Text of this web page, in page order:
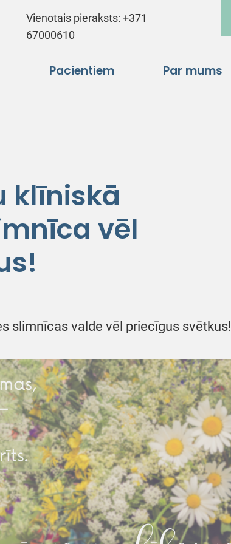
Vienotais pieraksts:+371
67000610
Pacientiem Par mums
klīniskā
vēl
slimnīcas valde vēl priecīgus svētkus!